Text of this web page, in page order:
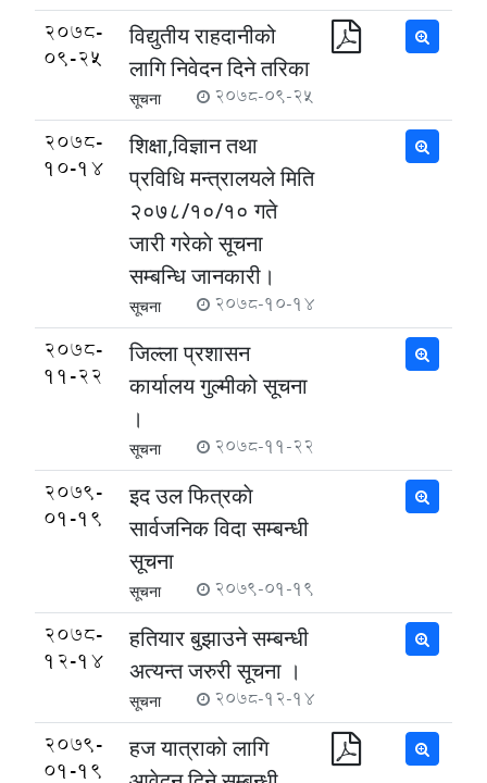
2078-
09-25
विद्युतीय राहदानीको
लागि निवेदन दिने तरिका
सूचना 2078-09-25
2078-
10-14
शिक्षा,विज्ञान तथा
प्रविधि मन्त्रालयले मिति
२०७८/१०/१० गते
जारी गरेकाे सूचना
सम्बन्धि जानकारी।
सूचना 2078-10-14
2078-
11-22
जिल्ला प्रशासन
कार्यालय गुल्मीको सूचना
।
सूचना 2078-11-22
2079-
01-19
इद उल फित्रकाे
सार्वजनिक विदा सम्बन्धी
सूचना
सूचना 2079-01-19
2078-
12-14
हतियार बुझाउने सम्बन्धी
अत्यन्त जरुरी सूचना ।
सूचना 2078-12-14
2079-
01-19
हज यात्राकाे लागि